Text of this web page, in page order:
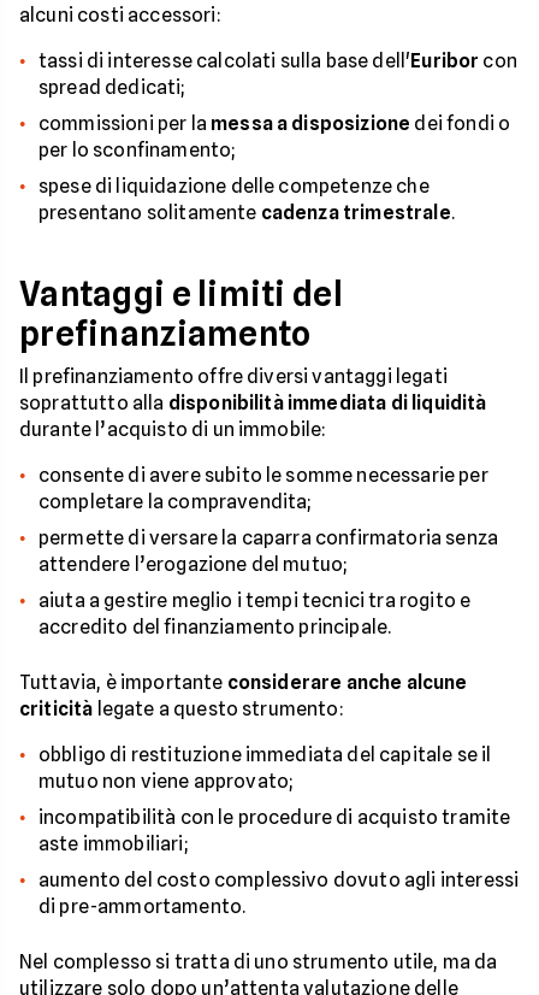
alcuni costi accessori:
tassi di interesse calcolati sulla base dell'Euribor con
spread dedicati;
commissioni per la messa a disposizione dei fondi o
per lo sconfinamento;
spese di liquidazione delle competenze che
presentano solitamente cadenza trimestrale.
Vantaggi e limiti del
prefinanziamento
Il prefinanziamento offre diversi vantaggi legati
soprattutto alla disponibilità immediata di liquidità
durante l’acquisto di un immobile:
consente di avere subito le somme necessarie per
completare la compravendita;
permette di versare la caparra confirmatoria senza
attendere l’erogazione del mutuo;
aiuta a gestire meglio i tempi tecnici tra rogito e
accredito del finanziamento principale.
Tuttavia, è importante considerare anche alcune
criticità legate a questo strumento:
obbligo di restituzione immediata del capitale se il
mutuo non viene approvato;
incompatibilità con le procedure di acquisto tramite
aste immobiliari;
aumento del costo complessivo dovuto agli interessi
di pre-ammortamento.
Nel complesso si tratta di uno strumento utile, ma da
utilizzare solo dopo un’attenta valutazione delle